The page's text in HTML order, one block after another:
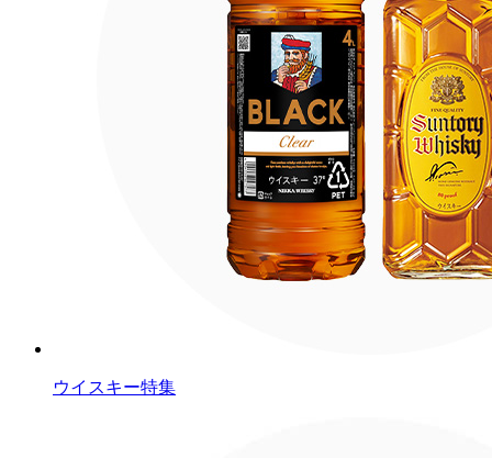
ウイスキー特集